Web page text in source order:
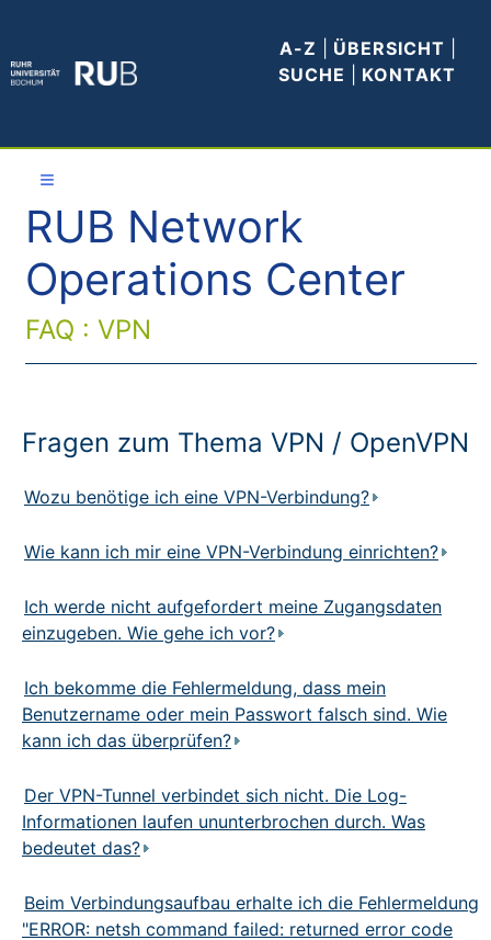
A-Z ÜBERSICHT
SUCHE
KONTAKT
Allgemeines
WLAN
Anleitungen
FAQ
Status-
Impressum
≡
RUB Network
Operations Center
FAQ : VPN
Fragen zum Thema VPN / OpenVPN
Wozu benötige ich eine VPN-Verbindung?
Wie kann ich mir eine VPN-Verbindung einrichten?
Ich werde nicht aufgefordert meine Zugangsdaten
einzugeben. Wie gehe ich vor?
Ich bekomme die Fehlermeldung, dass mein
Benutzername oder mein Passwort falsch sind. Wie
kann ich das überprüfen?
Der VPN-Tunnel verbindet sich nicht. Die Log-
Informationen laufen ununterbrochen durch. Was
bedeutet das?
Beim Verbindungsaufbau erhalte ich die Fehlermeldung
"ERROR: netsh command failed: returned error code